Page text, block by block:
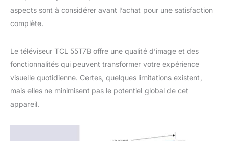
le détail ! HDR
MULTIFORMAT: Un
source.Il existe de
nombreuses façons
d'obtenir la meilleure
qualité d'image 4K HDR
sur un téléviseur :
TCL les prend tous en
aspects sont à considérer avant l’achat pour une satisfaction
complète.
Le téléviseur TCL 55T7B offre une qualité d’image et des
fonctionnalités qui peuvent transformer votre expérience
visuelle quotidienne. Certes, quelques limitations existent,
mais elles ne minimisent pas le potentiel global de cet
appareil.